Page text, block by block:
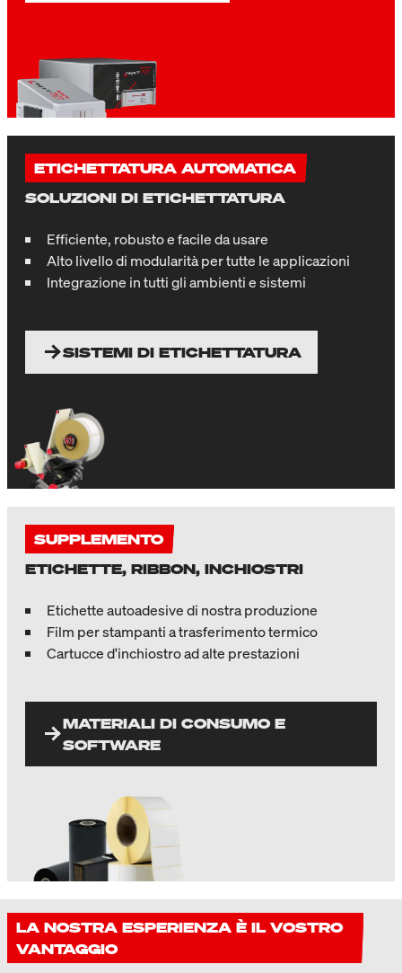
ETICHETTATURA AUTOMATICA
SOLUZIONI DI ETICHETTATURA
Efficiente, robusto e facile da usare
Alto livello di modularità per tutte le applicazioni
Integrazione in tutti gli ambienti e sistemi
SISTEMI DI ETICHETTATURA
SUPPLEMENTO
ETICHETTE, RIBBON, INCHIOSTRI
Etichette autoadesive di nostra produzione
Film per stampanti a trasferimento termico
Cartucce d'inchiostro ad alte prestazioni
MATERIALI DI CONSUMO E
SOFTWARE
LA NOSTRA ESPERIENZA È IL VOSTRO
VANTAGGIO